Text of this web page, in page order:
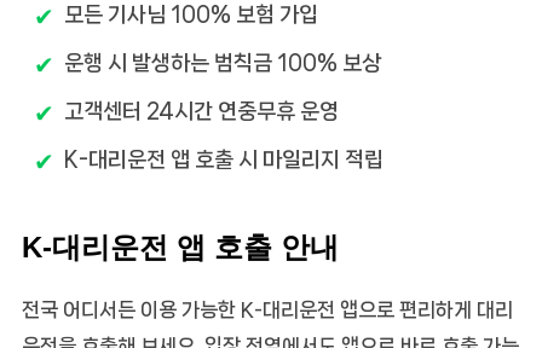
모든 기사님 100% 보험 가입
운행 시 발생하는 범칙금 100% 보상
고객센터 24시간 연중무휴 운영
K-대리운전 앱 호출 시 마일리지 적립
K-대리운전 앱 호출 안내
전국 어디서든 이용 가능한 K-대리운전 앱으로 편리하게 대리